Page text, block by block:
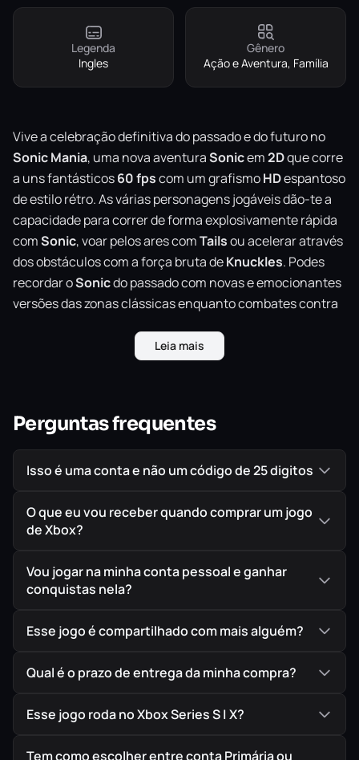
Legenda
Ingles
Gênero
Ação e Aventura, Família
Vive a celebração definitiva do passado e do futuro no
SonicMania, uma nova aventuraSonicem2Dque corre
a uns fantásticos60fpscom um grafismoHDespantoso
de estilo rétro. As várias personagens jogáveis dão-te a
capacidade para correr de forma explosivamente rápida
comSonic, voar pelos ares comTailsou acelerar através
dos obstáculos com a força bruta deKnuckles. Podes
recordar oSonicdo passado com novas e emocionantes
versões das zonas clássicas enquanto combates contra
. Enfrenta jogadores no modo de competição ou
joga no modo cooperativo com um amigo.
colaboração com aSonicTeam. Damos-te as boas-
vindas aSonicMania!
IMPORTANTE! Todos os jogos são ORIGINAIS comprados
diretamente na Loja Oficial da Microsoft, garantindo
assim a melhor procedência possível para seu jogo em
mídia digital.
Leia mais
Perguntas frequentes
Isso é uma conta e não um código de 25 digitos
O que eu vou receber quando comprar um jogo
de Xbox?
Vou jogar na minha conta pessoal e ganhar
conquistas nela?
Esse jogo é compartilhado com mais alguém?
Qual é o prazo de entrega da minha compra?
Esse jogo roda no Xbox Series S | X?
Tem como escolher entre conta Primária ou